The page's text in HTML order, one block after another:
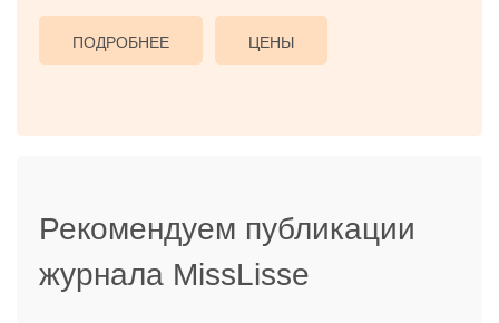
ПОДРОБНЕЕ ЦЕНЫ
Рекомендуем публикации
журнала MissLisse